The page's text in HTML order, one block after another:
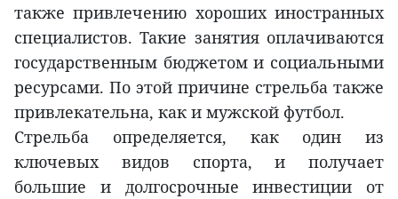
также привлечению хороших иностранных
специалистов. Такие занятия оплачиваются
государственным бюджетом и социальными
ресурсами. По этой причине стрельба также
привлекательна, как и мужской футбол.
Стрельба определяется, как один из
ключевых видов спорта, и получает
большие и долгосрочные инвестиции от